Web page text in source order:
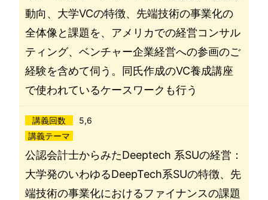
動向、大学VCの特徴、先端技術の事業化の
全体像と課題を、アメリカでの経営コンサル
ティング、ベンチャー企業経営への参画のご
経験を含めて伺う。同氏作成のVC養成講座
で使われているケースワークも行う
講義回数
5,6
講義テーマ
公認会計士からみたDeeptech 系SUの経営：
大学発のいわゆるDeepTech系SUの特徴、先
端技術の事業化におけるファイナンスの課題